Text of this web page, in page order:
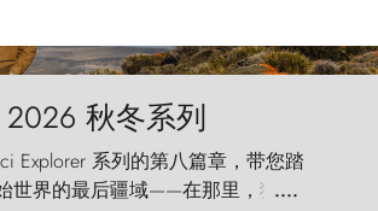
2026 秋冬系列
Explorer 系列的第八篇章，带您踏
世界的最后疆域——在那里，狂风
....